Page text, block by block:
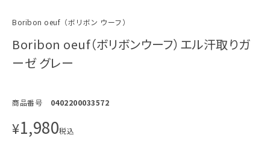
Boribon oeuf（ボリボン ウーフ）
Boribon oeuf（ボリボンウーフ）エル汗取りガ
ーゼ グレー
商品番号 0402200033572
¥1,980税込